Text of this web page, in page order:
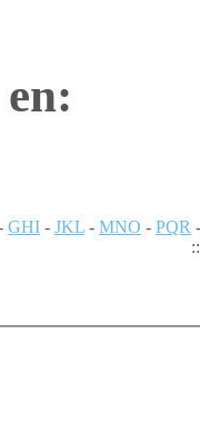
GHI - JKL - MNO - PQR